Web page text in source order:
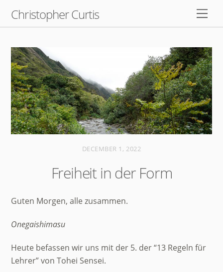
Christopher Curtis
DECEMBER 1, 2022
Freiheit in der Form
Guten Morgen, alle zusammen.
Onegaishimasu
Heute befassen wir uns mit der 5. der “13 Regeln für
Lehrer” von Tohei Sensei.